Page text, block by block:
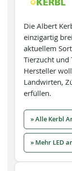
Die Albert
einzigartig
aktuellem
Tierzucht und
Hersteller
Landwirten,
erfüllen.
» Alle Kerbl
» Mehr LED